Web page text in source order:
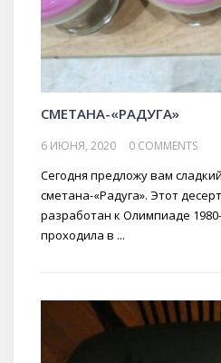
СМЕТАНА-«РАДУГА»
6 ИЮНЯ, 2020 0 COMMENTS
Сегодня предложу вам
сметана-«Радуга». Этот
разработан к Олимпиаде
проходила в ...